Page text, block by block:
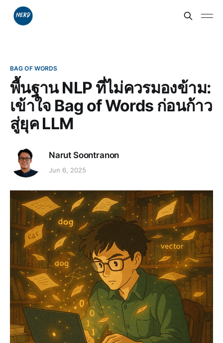
BAG OF WORDS
พื้นฐาน NLP ที่ไม่ควรมองข้าม:
เข้าใจ Bag of Words ก่อนก้าว
สู่ยุค LLM
Narut Soontranon
Jun 6, 2025